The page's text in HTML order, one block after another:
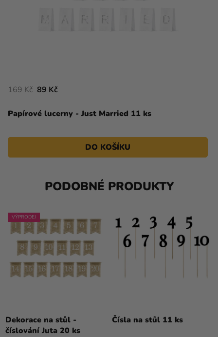
Papírové lucerny - Just Married 11 ks
169 Kč 89 Kč
DO KOŠÍKU
PODOBNÉ PRODUKTY
VÝPRODEJ
Dekorace na stůl -
číslování Juta 20 ks
Čísla na stůl 11 ks